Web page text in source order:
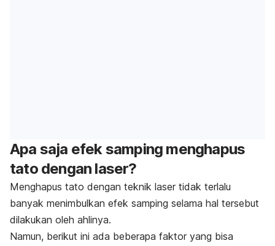
Apa saja efek samping menghapus
tato dengan laser?
Menghapus tato dengan teknik laser tidak terlalu
banyak menimbulkan efek samping selama hal tersebut
dilakukan oleh ahlinya.
Namun, berikut ini ada beberapa faktor yang bisa